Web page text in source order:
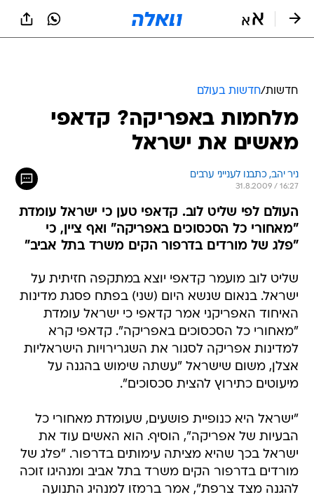
חדשות/חדשות בעולם
מלחמות באפריקה? קדאפי
מאשים את ישראל
ניר יהב, כתבנו לענייני ערבים
31.8.2009 / 16:27
העולם לפי שליט לוב. קדאפי טען כי ישראל עומדת
"מאחורי כל הסכסוכים באפריקה" ואף ציין, כי
"פלג של מורדים בדרפור הקים משרד בתל אביב"
שליט לוב מועמר קדאפי יוצא במתקפה חזיתית על
ישראל. בנאום שנשא היום (שני) בפתח פסגת מדינות
האיחוד האפריקני אמר קדאפי כי ישראל עומדת
"מאחורי כל הסכסוכים באפריקה". קדאפי קרא
למדינות אפריקה לסגור את השגרירויות הישראליות
אצלן, משום שישראל "עשתה שימוש בהגנה על
מיעוטים כתירוץ להצית סכסוכים".
"ישראל היא כנופיית פושעים, שעומדת מאחורי כל
הבעיות של אפריקה", הוסיף. הוא האשים עוד את
ישראל בכך שהיא מציתה עימותים בדרפור. "פלג של
מורדים בדרפור הקים משרד בתל אביב ומנהיגו זוכה
להגנה מצד צרפת", אמר ברמזו למנהיג התנועה